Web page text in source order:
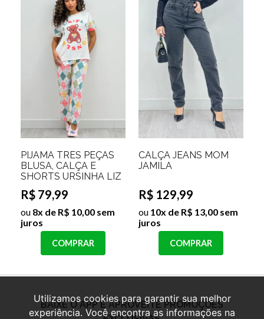
PIJAMA TRÊS PEÇAS
BLUSA, CALÇA E
SHORTS URSINHA LIZ
R$ 79,99
ou 8x de R$ 10,00 sem
juros
COMPRAR
CALÇA JEANS MOM
JAMILA
R$ 129,99
ou 10x de R$ 13,00 sem
juros
COMPRAR
Utilizamos cookies para garantir sua melhor
experiência. Você encontra as informações na